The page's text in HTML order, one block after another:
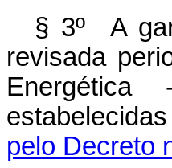
§ 3º A
revisada
pelo Decreto